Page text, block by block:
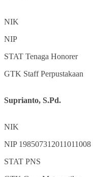
NIK
NIP
STAT Tenaga Honorer
GTK Staff Perpustakaan
Suprianto, S.Pd.
NIK
NIP 198507312011011008
STAT PNS